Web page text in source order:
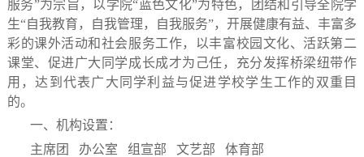
服务”为宗旨，以学院“蓝色文化”为特色，团结和引导全院学
生“自我教育，自我管理，自我服务”，开展健康有益、丰富多
彩的课外活动和社会服务工作，以丰富校园文化、活跃第二
课堂、促进广大同学成长成才为己任，充分发挥桥梁纽带作
用，达到代表广大同学利益与促进学校学生工作的双重目
的。
一、机构设置：
主席团 办公室 组宣部 文艺部 体育部